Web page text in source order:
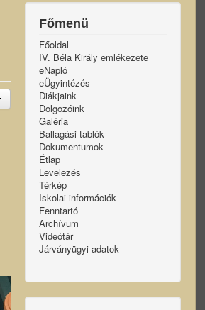
Főmenü
Főoldal
IV. Béla Király emlékezete
eNapló
eÜgyintézés
Diákjaink
Dolgozóink
Galéria
Ballagási tablók
Dokumentumok
Étlap
Levelezés
Térkép
Iskolai információk
Fenntartó
Archívum
Videótár
Járványügyi adatok